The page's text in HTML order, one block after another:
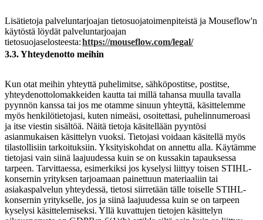
Lisätietoja palveluntarjoajan tietosuojatoimenpiteistä ja Mouseflow'n
käytöstä löydät palveluntarjoajan
tietosuojaselosteesta:https://mouseflow.com/legal/
3.3. Yhteydenotto meihin
Kun otat meihin yhteyttä puhelimitse, sähköpostitse, postitse,
yhteydenottolomakkeiden kautta tai millä tahansa muulla tavalla
pyynnön kanssa tai jos me otamme sinuun yhteyttä, käsittelemme
myös henkilötietojasi, kuten nimeäsi, osoitettasi, puhelinnumeroasi
ja itse viestin sisältöä. Näitä tietoja käsitellään pyyntösi
asianmukaisen käsittelyn vuoksi. Tietojasi voidaan käsitellä myös
tilastollisiin tarkoituksiin. Yksityiskohdat on annettu alla. Käytämme
tietojasi vain siinä laajuudessa kuin se on kussakin tapauksessa
tarpeen. Tarvittaessa, esimerkiksi jos kyselysi liittyy toisen STIHL-
konsernin yrityksen tarjoamaan painettuun materiaaliin tai
asiakaspalvelun yhteydessä, tietosi siirretään tälle toiselle STIHL-
konsernin yritykselle, jos ja siinä laajuudessa kuin se on tarpeen
kyselysi käsittelemiseksi. Yllä kuvattujen tietojen käsittelyn